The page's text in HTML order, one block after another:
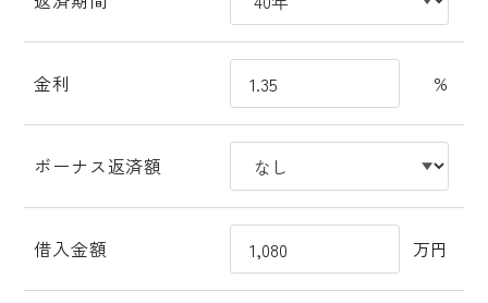
金利 %
ボーナス返済額
借入金額 万円